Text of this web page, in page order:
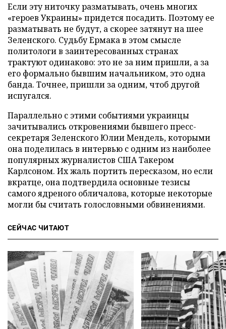
Если эту ниточку разматывать, очень многих
«героев Украины» придется посадить. Поэтому ее
разматывать не будут, а скорее затянут на шее
Зеленского. Судьбу Ермака в этом смысле
политологи в заинтересованных странах
трактуют одинаково: это не за ним пришли, а за
его формально бывшим начальником, это одна
банда. Точнее, пришли за одним, чтоб другой
испугался.
Параллельно с этими событиями украинцы
зачитывались откровениями бывшего пресс-
секретаря Зеленского Юлии Мендель, которыми
она поделилась в интервью с одним из наиболее
популярных журналистов США Такером
Карлсоном. Их жаль портить пересказом, но если
вкратце, она подтвердила основные тезисы
самого ядреного обличалова, которые некоторые
могли бы считать голословными обвинениями.
СЕЙЧАС ЧИТАЮТ